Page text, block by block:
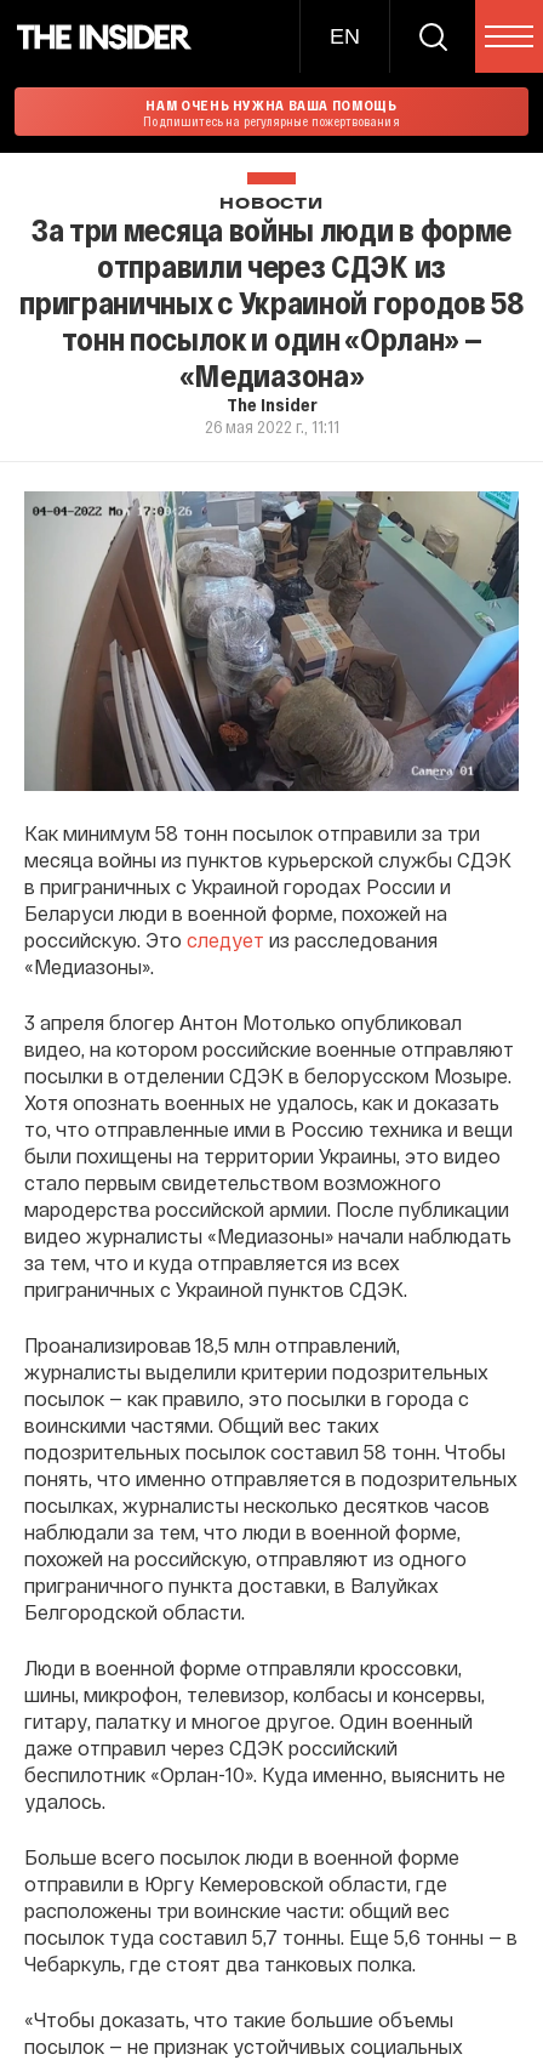
EN
НАМ ОЧЕНЬ НУЖНА ВАША ПОМОЩЬ
Подпишитесь на регулярные пожертвования
НОВОСТИ
За три месяца войны люди в форме
отправили через СДЭК из
приграничных с Украиной городов 58
тонн посылок и один «Орлан» —
«Медиазона»
The Insider
26 мая 2022 г., 11:11
Как минимум 58 тонн посылок отправили за три
месяца войны из пунктов курьерской службы СДЭК
в приграничных с Украиной городах России и
Беларуси люди в военной форме, похожей на
российскую. Это следует из расследования
«Медиазоны».
3 апреля блогер Антон Мотолько опубликовал
видео, на котором российские военные отправляют
посылки в отделении СДЭК в белорусском Мозыре.
Хотя опознать военных не удалось, как и доказать
то, что отправленные ими в Россию техника и вещи
были похищены на территории Украины, это видео
стало первым свидетельством возможного
мародерства российской армии. После публикации
видео журналисты «Медиазоны» начали наблюдать
за тем, что и куда отправляется из всех
приграничных с Украиной пунктов СДЭК.
Проанализировав 18,5 млн отправлений,
журналисты выделили критерии подозрительных
посылок — как правило, это посылки в города с
воинскими частями. Общий вес таких
подозрительных посылок составил 58 тонн. Чтобы
понять, что именно отправляется в подозрительных
посылках, журналисты несколько десятков часов
наблюдали за тем, что люди в военной форме,
похожей на российскую, отправляют из одного
приграничного пункта доставки, в Валуйках
Белгородской области.
Люди в военной форме отправляли кроссовки,
шины, микрофон, телевизор, колбасы и консервы,
гитару, палатку и многое другое. Один военный
даже отправил через СДЭК российский
беспилотник «Орлан-10». Куда именно, выяснить не
удалось.
Больше всего посылок люди в военной форме
отправили в Юргу Кемеровской области, где
расположены три воинские части: общий вес
посылок туда составил 5,7 тонны. Еще 5,6 тонны — в
Чебаркуль, где стоят два танковых полка.
«Чтобы доказать, что такие большие объемы
посылок — не признак устойчивых социальных